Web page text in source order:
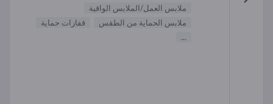
ملابس العمل/الملابس الواقية
ملابس الحماية من الطقس
قفازات حماية
...